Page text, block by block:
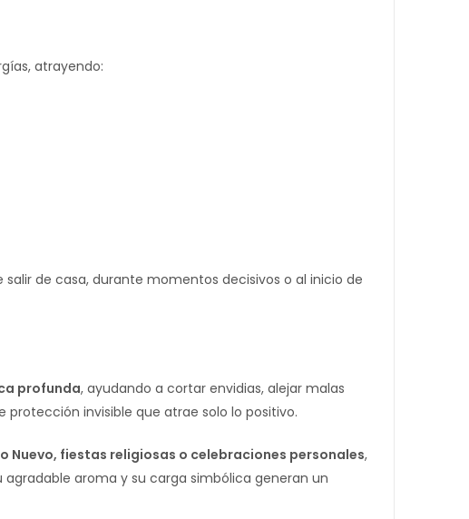
atrayendo:
de casa, durante momentos decisivos o al inicio de
profunda, ayudando a cortar envidias, alejar malas
protección invisible que atrae solo lo positivo.
Nuevo, fiestas religiosas o celebraciones personales,
aroma y su carga simbólica generan un